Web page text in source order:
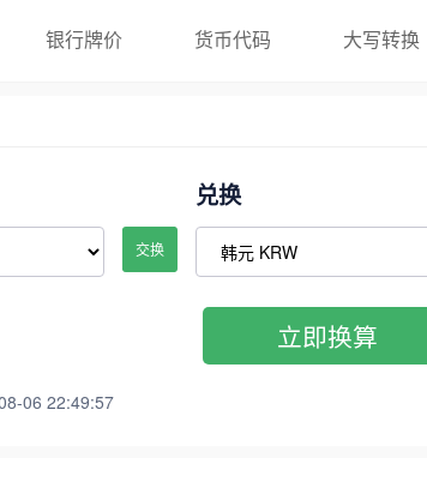
银行牌价 货币代码 大写转换
交换
兑换
06 22:49:57
立即换算